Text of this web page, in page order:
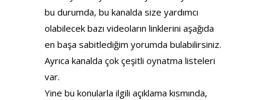
bu durumda, bu kanalda size yardımcı
olabilecek bazı videoların linklerini aşağıda
en başa sabitlediğim yorumda bulabilirsiniz.
Ayrıca kanalda çok çeşitli oynatma listeleri
var.
Yine bu konularla ilgili açıklama kısmında,